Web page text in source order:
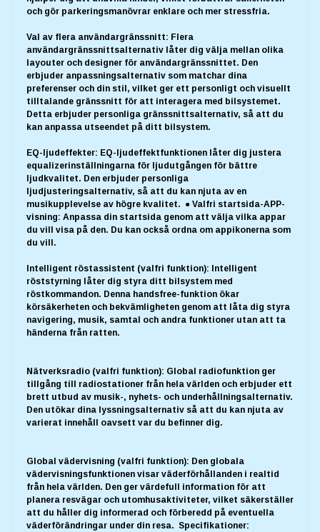
och gör parkeringsmanövrar enklare och mer stressfria.
Val av flera användargränssnitt: Flera
användargränssnittsalternativ låter dig välja mellan olika
layouter och designer för användargränssnittet. Den
erbjuder anpassningsalternativ som matchar dina
preferenser och din stil, vilket ger ett personligt och visuellt
tilltalande gränssnitt för att interagera med bilsystemet.
Detta erbjuder personliga gränssnittsalternativ, så att du
kan anpassa utseendet på ditt bilsystem.
EQ-ljudeffekter: EQ-ljudeffektfunktionen låter dig justera
equalizerinställningarna för ljudutgången för bättre
ljudkvalitet. Den erbjuder personliga
ljudjusteringsalternativ, så att du kan njuta av en
musikupplevelse av högre kvalitet. ● Valfri startsida-APP-
visning: Anpassa din startsida genom att välja vilka appar
du vill visa på den. Du kan också ordna om appikonerna som
du vill.
Intelligent röstassistent (valfri funktion): Intelligent
röststyrning låter dig styra ditt bilsystem med
röstkommandon. Denna handsfree-funktion ökar
körsäkerheten och bekvämligheten genom att låta dig styra
navigering, musik, samtal och andra funktioner utan att ta
händerna från ratten.
Nätverksradio (valfri funktion): Global radiofunktion ger
tillgång till radiostationer från hela världen och erbjuder ett
brett utbud av musik-, nyhets- och underhållningsalternativ.
Den utökar dina lyssningsalternativ så att du kan njuta av
varierat innehåll oavsett var du befinner dig.
Global vädervisning (valfri funktion): Den globala
vädervisningsfunktionen visar väderförhållanden i realtid
från hela världen. Den ger värdefull information för att
planera resvägar och utomhusaktiviteter, vilket säkerställer
att du håller dig informerad och förberedd på eventuella
väderförändringar under din resa. Specifikationer: